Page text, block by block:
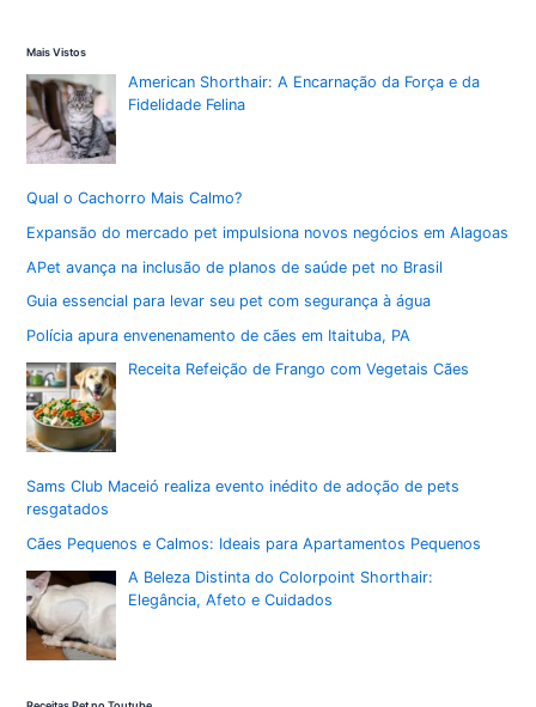
Mais Vistos
American Shorthair: A Encarnação da Força e da
Fidelidade Felina
Qual o Cachorro Mais Calmo?
Expansão do mercado pet impulsiona novos negócios em Alagoas
APet avança na inclusão de planos de saúde pet no Brasil
Guia essencial para levar seu pet com segurança à água
Polícia apura envenenamento de cães em Itaituba, PA
Receita Refeição de Frango com Vegetais Cães
Sams Club Maceió realiza evento inédito de adoção de pets
resgatados
Cães Pequenos e Calmos: Ideais para Apartamentos Pequenos
A Beleza Distinta do Colorpoint Shorthair:
Elegância, Afeto e Cuidados